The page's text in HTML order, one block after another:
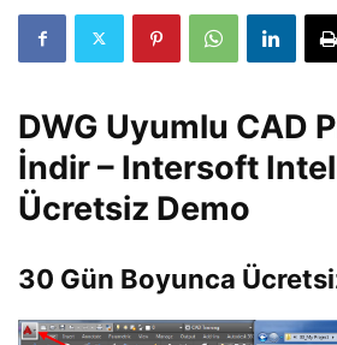
DWG Uyumlu CAD
İndir – Intersoft
Ücretsiz Demo
30 Gün Boyunca